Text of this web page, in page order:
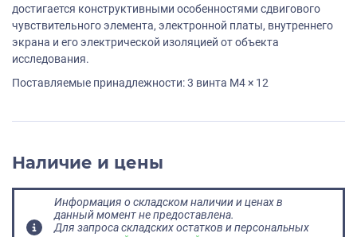
достигается конструктивными особенностями сдвигового
чувствительного элемента, электронной платы, внутреннего
экрана и его электрической изоляцией от объекта
исследования.
Поставляемые принадлежности: 3 винта M4 × 12
Наличие и цены
Информация о складском наличии и ценах в
данный момент не предоставлена.
Для запроса складских остатков и персональных